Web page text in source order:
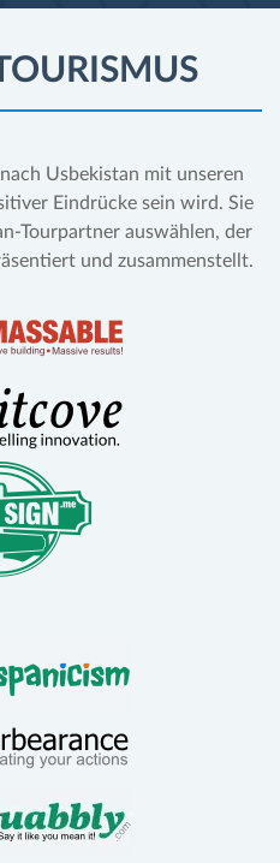
Usbekistan mit unseren
Eindrücke sein wird. Sie
Tourpartner auswählen, der
und zusammenstellt.